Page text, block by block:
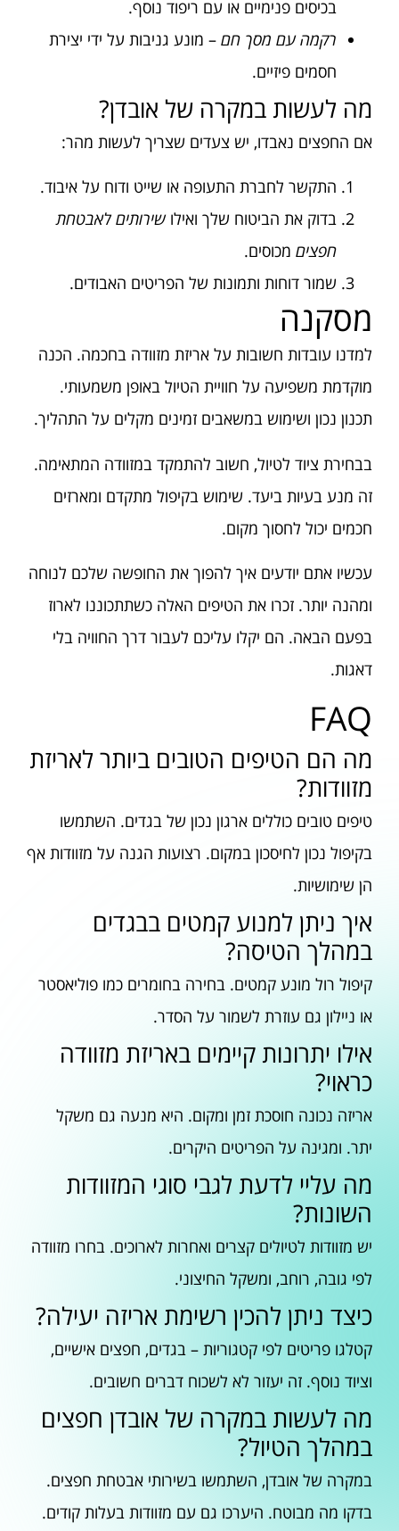
בכיסים פנימיים או עם ריפוד נוסף.
רקמה עם מסך חם – מונע גניבות על ידי יצירת
חסמים פיזיים.
מה לעשות במקרה של אובדן?
אם החפצים נאבדו, יש צעדים שצריך לעשות מהר:
התקשר לחברת התעופה או שייט ודוח על איבוד.
בדוק את הביטוח שלך ואילושירותים לאבטחת
חפצים מכוסים.
שמור דוחות ותמונות של הפריטים האבודים.
מסקנה
למדנו עובדות חשובות על אריזת מזוודה בחכמה. הכנה
מוקדמת משפיעה על חוויית הטיול באופן משמעותי.
תכנון נכון ושימוש במשאבים זמינים מקלים על התהליך.
בבחירת ציוד לטיול, חשוב להתמקד במזוודה המתאימה.
זה מנע בעיות ביעד. שימוש בקיפול מתקדם ומארזים
חכמים יכול לחסוך מקום.
עכשיו אתם יודעים איך להפוך את החופשה שלכם לנוחה
ומהנה יותר. זכרו את הטיפים האלה כשתתכוננו לארוז
בפעם הבאה. הם יקלו עליכם לעבור דרך החוויה בלי
דאגות.
FAQ
מה הם הטיפים הטובים ביותר לאריזת
מזוודות?
טיפים טובים כוללים ארגון נכון של בגדים. השתמשו
בקיפול נכון לחיסכון במקום. רצועות הגנה על מזוודות אף
הן שימושיות.
איך ניתן למנוע קמטים בבגדים
במהלך הטיסה?
קיפול רול מונע קמטים. בחירה בחומרים כמו פוליאסטר
או ניילון גם עוזרת לשמור על הסדר.
אילו יתרונות קיימים באריזת מזוודה
כראוי?
אריזה נכונה חוסכת זמן ומקום. היא מנעה גם משקל
יתר. ומגינה על הפריטים היקרים.
מה עליי לדעת לגבי סוגי המזוודות
השונות?
יש מזוודות לטיולים קצרים ואחרות לארוכים. בחרו מזוודה
לפי גובה, רוחב, ומשקל החיצוני.
כיצד ניתן להכין רשימת אריזה יעילה?
קטלגו פריטים לפי קטגוריות – בגדים, חפצים אישיים,
וציוד נוסף. זה יעזור לא לשכוח דברים חשובים.
מה לעשות במקרה של אובדן חפצים
במהלך הטיול?
במקרה של אובדן, השתמשו בשירותי אבטחת חפצים.
בדקו מה מבוטח. היערכו גם עם מזוודות בעלות קודים.